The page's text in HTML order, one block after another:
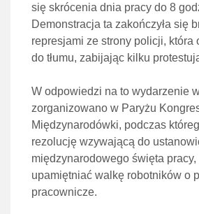
się skrócenia dnia pracy do 8
Demonstracja ta zakończyła się
represjami ze strony policji, która
do tłumu, zabijając kilku
W odpowiedzi na to wydarzenie
zorganizowano w Paryżu
Międzynarodówki, podczas
rezolucję wzywającą do
międzynarodowego święta pracy,
upamiętniać walkę robotników o
pracownicze.